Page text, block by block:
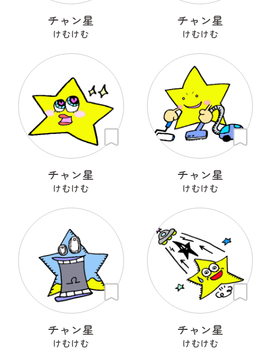
チャン星
けむけむ
チャン星
けむけむ
チャン星
けむけむ
チャン星
けむけむ
チャン星
けむけむ
チャン星
けむけむ